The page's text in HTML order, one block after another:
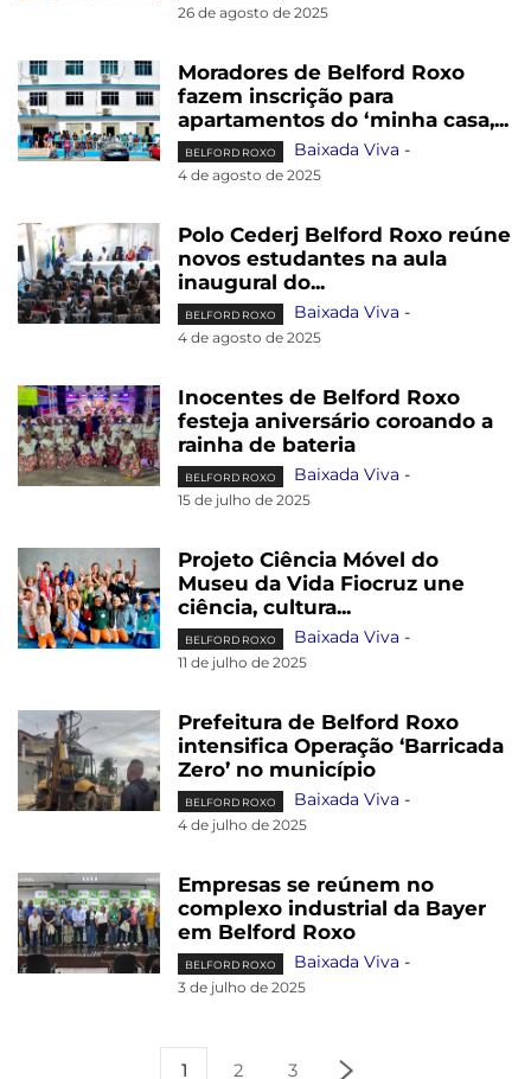
26 de agosto de 2025
Moradores de Belford Roxo
fazem inscrição para
apartamentos do ‘minha casa,...
BELFORD ROXO Baixada Viva -
4 de agosto de 2025
Polo Cederj Belford Roxo reúne
novos estudantes na aula
inaugural do...
BELFORD ROXO Baixada Viva -
4 de agosto de 2025
Inocentes de Belford Roxo
festeja aniversário coroando a
rainha de bateria
BELFORD ROXO Baixada Viva -
15 de julho de 2025
Projeto Ciência Móvel do
Museu da Vida Fiocruz une
ciência, cultura...
BELFORD ROXO Baixada Viva -
11 de julho de 2025
Prefeitura de Belford Roxo
intensifica Operação ‘Barricada
Zero’ no município
BELFORD ROXO Baixada Viva -
4 de julho de 2025
Empresas se reúnem no
complexo industrial da Bayer
em Belford Roxo
BELFORD ROXO Baixada Viva -
3 de julho de 2025
1 2 3